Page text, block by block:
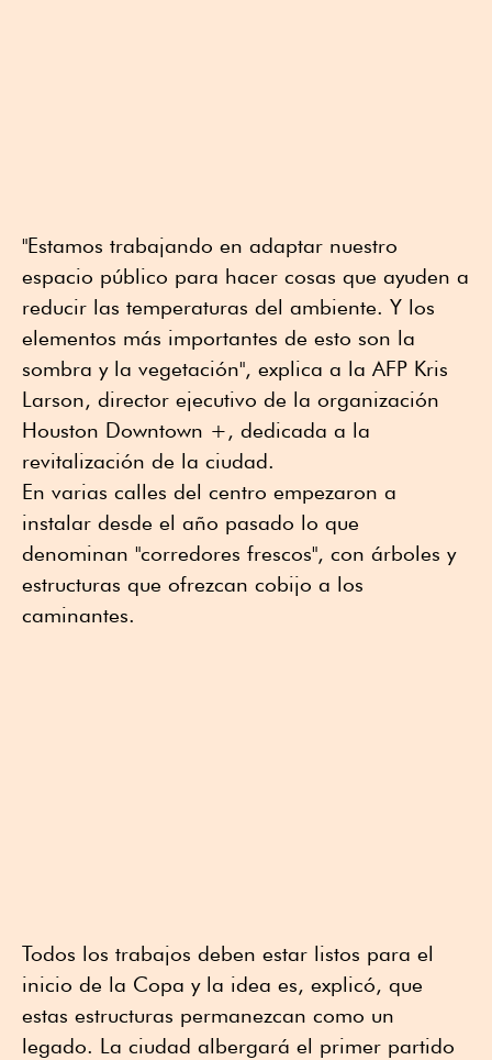
"Estamos trabajando en adaptar nuestro
espacio público para hacer cosas que ayuden a
reducir las temperaturas del ambiente. Y los
elementos más importantes de esto son la
sombra y la vegetación", explica a la AFP Kris
Larson, director ejecutivo de la organización
Houston Downtown +, dedicada a la
revitalización de la ciudad.
En varias calles del centro empezaron a
instalar desde el año pasado lo que
denominan "corredores frescos", con árboles y
estructuras que ofrezcan cobijo a los
caminantes.
Todos los trabajos deben estar listos para el
inicio de la Copa y la idea es, explicó, que
estas estructuras permanezcan como un
legado. La ciudad albergará el primer partido